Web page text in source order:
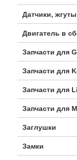
Датчики,
Двигатель в
Запчасти для
Запчасти для
Запчасти для
Запчасти для
Заглушки
Замки